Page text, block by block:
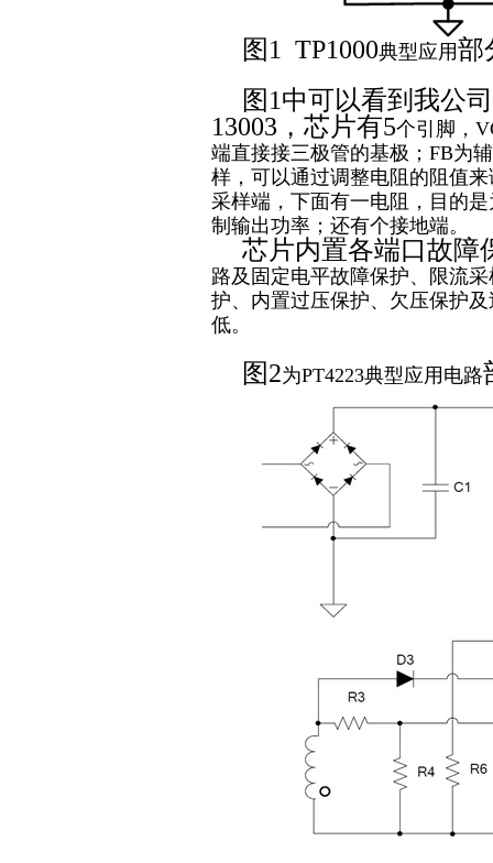
图1 TP1000典型应用部
图 1中可以看到我公
13003 ，芯片有5个引脚，
端直接接三极管的基极； FB为
样，可以通过调整电阻的阻值
采样端，下面有一电阻，目的
制输出功率；还有个接地端。
芯片内置各端口故障
路及固定电平故障保护、限流采
护、内置过压保护、欠压保护
低。
图2为PT4223典型应用电路